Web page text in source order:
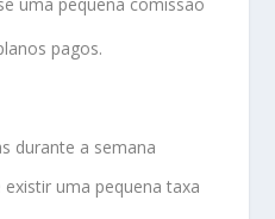
pagos.
durante a semana
uma pequena taxa